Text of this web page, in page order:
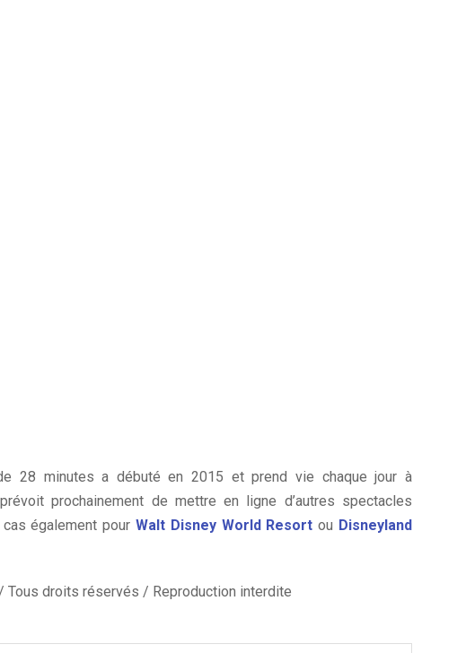
28 minutes a débuté en 2015 et prend vie chaque jour à
prochainement de mettre en ligne d’autres spectacles
également pour Walt Disney World Resort ou Disneyland
droits réservés / Reproduction interdite